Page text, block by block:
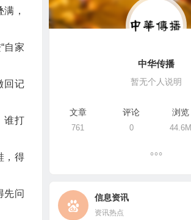
，
自家
回记
谁打
，得
先问
中华传播
暂无个人说明
文章
761
评论
0
浏览
44.6M
信息资讯
资讯热点